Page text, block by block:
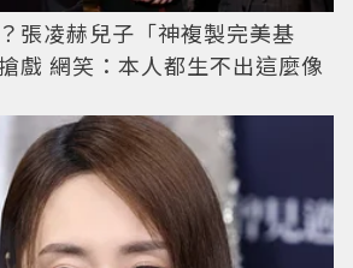
張凌赫兒子「神複製完美基
戲 網笑：本人都生不出這麼像